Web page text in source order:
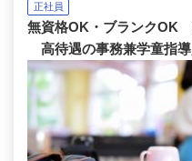
正社員
無資格OK・ブランクOK
高待遇の事務兼学童指